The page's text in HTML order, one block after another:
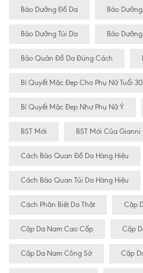
Bảo Dưỡng Đồ Da Bảo
Bảo Dưỡng Túi Da Bảo
Bảo Quản Đồ Da Đúng Cách
Bí Quyết Mặc Đẹp Cho Phụ Nữ Tuổi 30
Bí Quyết Mặc Đẹp Như Phụ Nữ Ý
BST Mới BST Mới Của Gianni
Cách Bảo Quan Đồ Da Hàng Hiệu
Cách Bảo Quan Túi Da Hàng Hiệu
Cách Phân Biệt Da Thật Cặp
Cặp Da Nam Cao Cấp Cặp
Cặp Da Nam Công Sở Cặp